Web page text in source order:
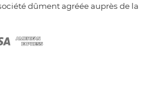
dûment agréée auprès de la